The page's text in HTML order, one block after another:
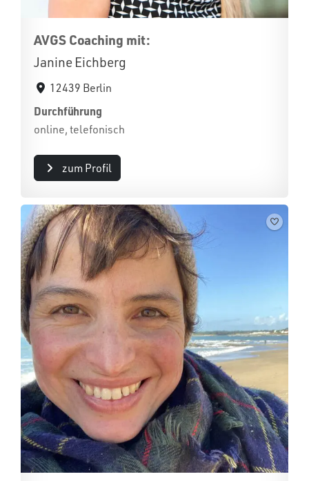
AVGS Coaching mit:
Janine Eichberg
12439 Berlin
Durchführung
online, telefonisch
zum Profil